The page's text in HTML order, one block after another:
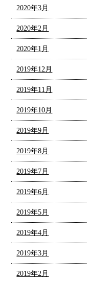
2020年3月
2020年2月
2020年1月
2019年12月
2019年11月
2019年10月
2019年9月
2019年8月
2019年7月
2019年6月
2019年5月
2019年4月
2019年3月
2019年2月